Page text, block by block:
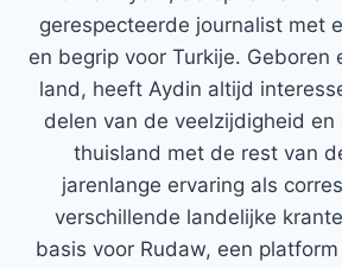
gerespecteerde journalist met
en begrip voor Turkije. Geboren
land, heeft Aydin altijd
delen van de veelzijdigheid en
thuisland met de rest van
jarenlange ervaring als
verschillende landelijke
basis voor Rudaw, een